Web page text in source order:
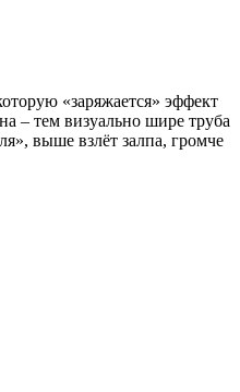
«заряжается» эффект
– тем визуально шире труба
выше взлёт залпа, громче